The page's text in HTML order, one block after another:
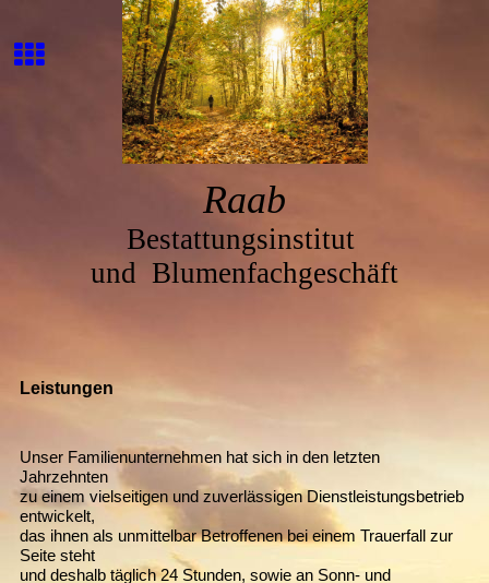
Raab
Bestattungsinstitut
und Blumenfachgeschäft
Leistungen
Unser Familienunternehmen hat sich in den letzten
Jahrzehnten
zu einem vielseitigen und zuverlässigen Dienstleistungsbetrieb
entwickelt,
das ihnen als unmittelbar Betroffenen bei einem Trauerfall zur
Seite steht
und deshalb täglich 24 Stunden, sowie an Sonn- und